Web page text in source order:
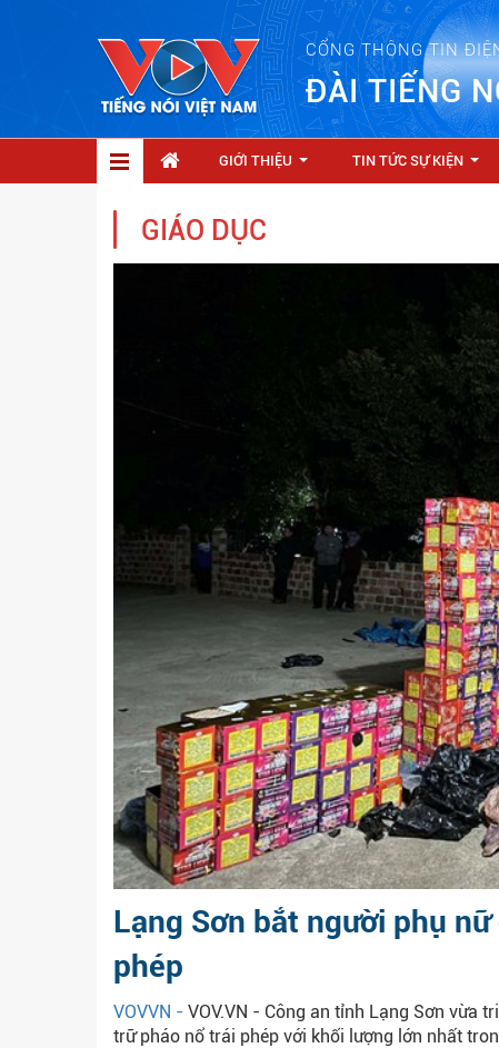
CỔNG THÔNG TIN
ĐÀI TIẾNG
GIỚI THIỆU TIN TỨC SỰ KIỆN
GIÁO DỤC
Lạng Sơn bắt người phụ
phép
VOVVN - VOV.VN - Công an tỉnh Lạng Sơn vừa
trữ pháo nổ trái phép với khối lượng lớn nhất